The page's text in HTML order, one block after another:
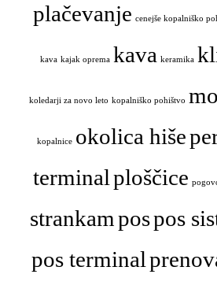
plačevanje cenejše kopalniško
kava kajak oprema kava keramika
koledarji za novo leto kopalniško pohištvo
kopalnice okolica hiše
terminalploščice
strankampospos
pos terminal